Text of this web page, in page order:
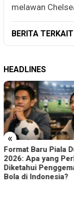
melawan
BERITA TERKAIT
HEADLINES
«
Format Baru Piala
2026: Apa yang
Diketahui
Bola di Indonesia?